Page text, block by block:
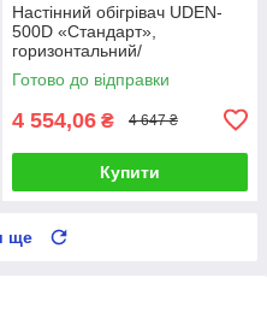
Настінний обігрівач UDEN-
500D «Стандарт»,
горизонтальний/
вертикальний монтаж
Готово до відправки
4 554,06 ₴ 4 647 ₴
Купити
ще